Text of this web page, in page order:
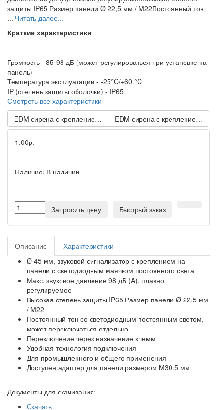
защиты IP65 Размер панели Ø 22,5 мм / M22Постоянный тон
... Читать далее...
Краткие характеристики
Громкость - 85-98 дБ (может регулироваться при установке на
панель)
Температура эксплуатации - -25°C/+60 °C
IP (степень защиты оболочки) - IP65
Смотреть все характеристики
EDM сирена с креплением на панели с контрольным
EDM сирена с креплением на
1.00р.
Наличие: В наличии
Запросить цену Быстрый заказ
Описание
Характеристики
Ø 45 мм, звуковой сигнализатор с креплением на
панели с светодиодным маячком постоянного света
Макс. звуковое давление 98 дБ (A), плавно
регулируемое
Высокая степень защиты IP65 Размер панели Ø 22,5 мм
/ M22
Постоянный тон со светодиодным постоянным светом,
может переключаться отдельно
Переключение через назначение клемм
Удобная технология подключения
Для промышленного и общего применения
Доступен адаптер для панели размером M30.5 мм
Документы для скачивания:
Скачать